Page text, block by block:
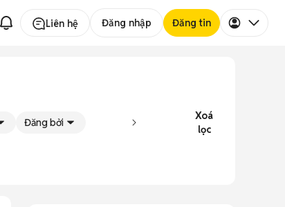
Liên hệ Đăng nhập Đăng tin
Đăng bởi
Xoá
lọc